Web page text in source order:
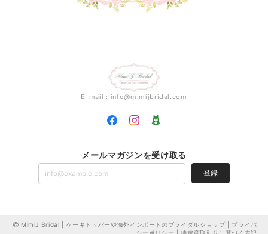
E-mail： info@mimijbridal.com
メールマガジンを受け取る
登録
MimiJ Bridal | ケーキトッパーや海外インポートのブライダルショップ | プライバ
シーポリシー
|特定商取引法に基づく表記